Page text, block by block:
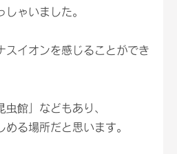
ゃいました。
スイオンを感じることができ
館」などもあり、
る場所だと思います。